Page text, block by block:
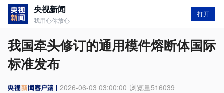
央视新闻
我用心你放心
打开
我国牵头修订的通用模件熔断体国际
标准发布
2026-06-03 03:00:00 浏览量516039